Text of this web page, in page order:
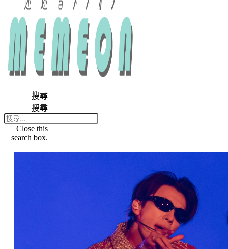
搜尋
搜尋
Close this
search box.